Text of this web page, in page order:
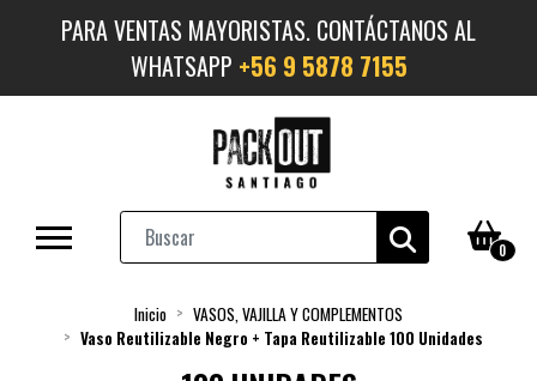
PARA VENTAS MAYORISTAS. CONTÁCTANOS AL
WHATSAPP +56 9 5878 7155
0
Inicio
VASOS, VAJILLA Y COMPLEMENTOS
Vaso Reutilizable Negro + Tapa Reutilizable 100 Unidades